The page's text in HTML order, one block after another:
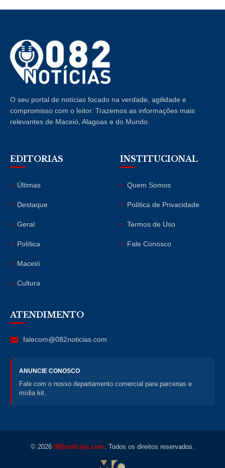
O seu portal de notícias focado na verdade, agilidade e
compromisso com o leitor. Trazemos as informações mais
relevantes de Maceió, Alagoas e do Mundo.
EDITORIAS
Últimas
Destaque
Geral
Política
Maceió
Cultura
INSTITUCIONAL
Quem Somos
Política de Privacidade
Termos de Uso
Fale Conosco
ATENDIMENTO
falecom@082noticias.com
ANUNCIE CONOSCO
Fale com o nosso departamento comercial para parcerias e
mídia kit.
© 2026 082noticias.com. Todos os direitos reservados.